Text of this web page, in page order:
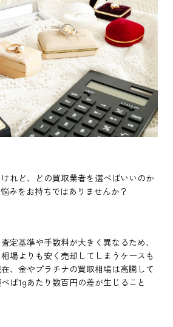
れど、どの買取業者を選べばいいのか
みをお持ちではありませんか？
定基準や手数料が大きく異なるため、
場よりも安く売却してしまうケースも
、金やプラチナの買取相場は高騰して
ば1gあたり数百円の差が生じること